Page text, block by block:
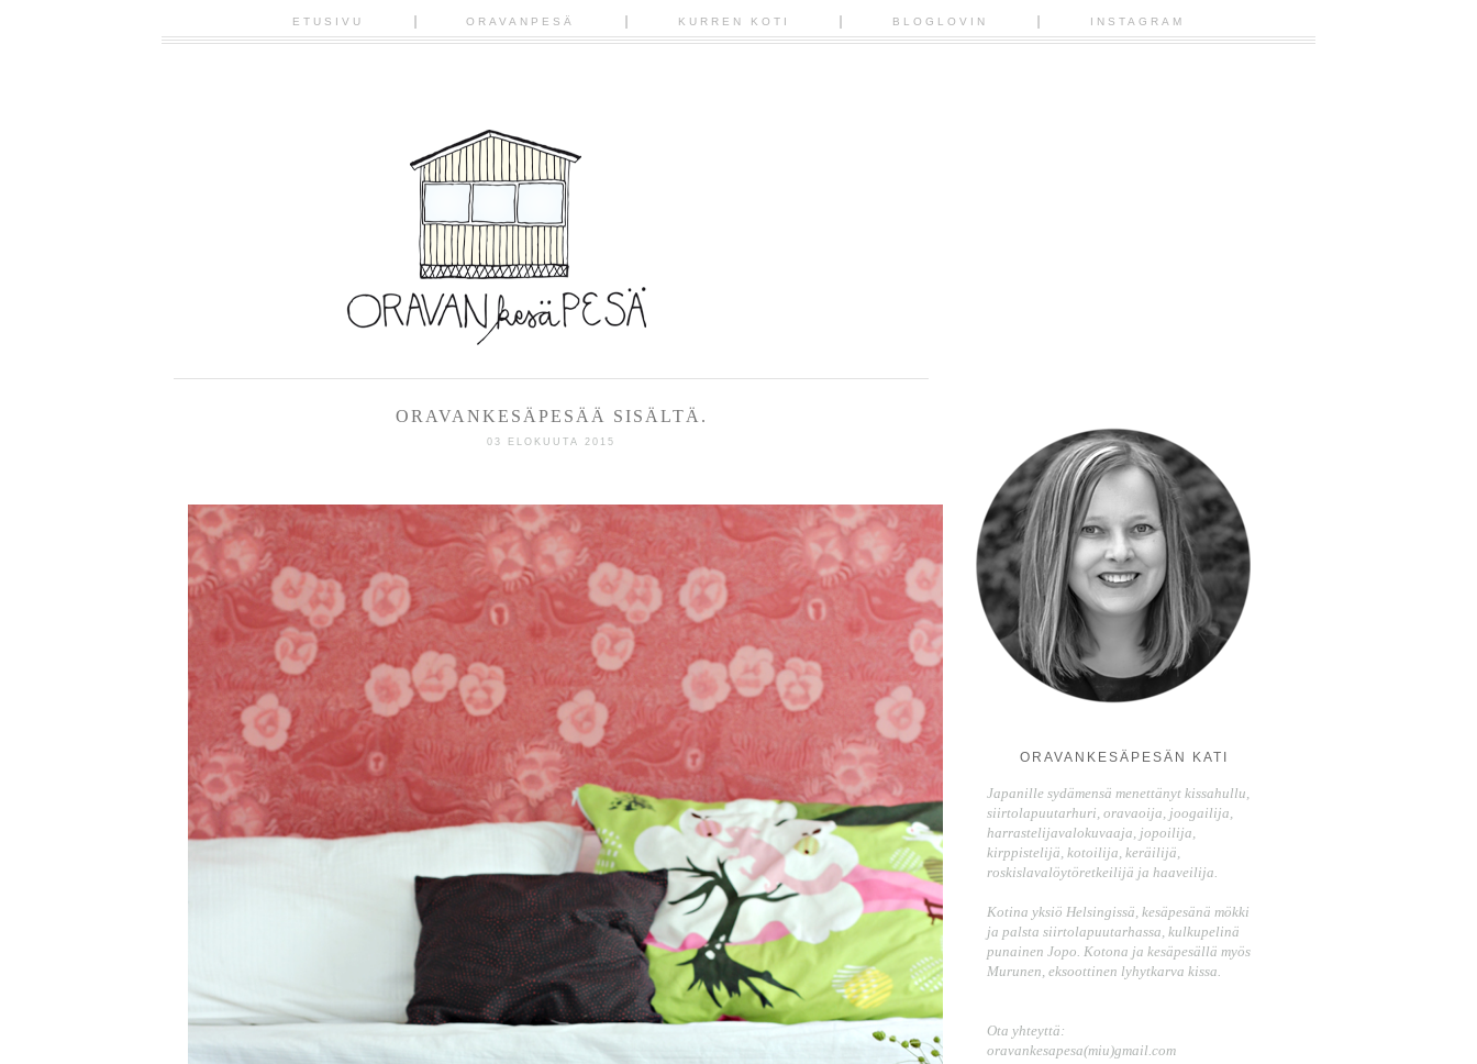
ETUSIVU ORAVANPESÄ KURREN KOTI BLOGLOVIN INSTAGRAM
ORAVANKESÄPESÄÄ SISÄLTÄ.
03 ELOKUUTA 2015
ORAVANKESÄPESÄN KATI
Japanille sydämensä menettänyt kissahullu,
siirtolapuutarhuri, oravaoija, joogailija,
harrastelijavalokuvaaja, jopoilija,
kirppistelijä, kotoilija, keräilijä,
roskislavalöytöretkeilijä ja haaveilija.
Kotina yksiö Helsingissä, kesäpesänä mökki
ja palsta siirtolapuutarhassa, kulkupelinä
punainen Jopo. Kotona ja kesäpesällä myös
Murunen, eksoottinen lyhytkarva kissa.
Ota yhteyttä:
oravankesapesa(miu)gmail.com